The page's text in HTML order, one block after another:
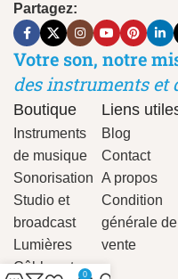
Partagez:
Votre son, notre
des instruments et
Boutique
Instruments
de musique
Sonorisation
Studio et
broadcast
Lumières
Câbles et
Liens
Blog
Contact
A propos
Condition
générale de
vente
0